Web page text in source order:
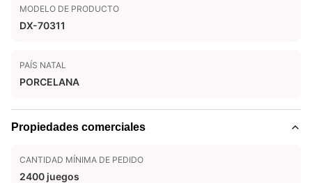
MODELO DE PRODUCTO
DX-70311
PAÍS NATAL
PORCELANA
Propiedades comerciales
CANTIDAD MÍNIMA DE PEDIDO
2400 juegos